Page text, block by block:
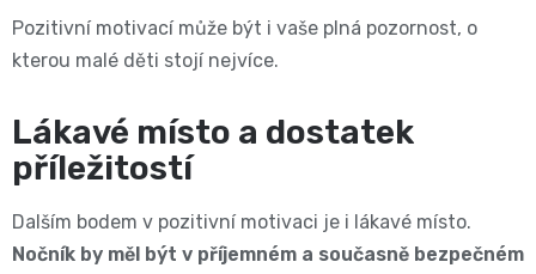
plenky
Pure
Nature
Pozitivní motivací může být i vaše plná pozornost, o
kterou malé děti stojí nejvíce.
Lákavé místo a dostatek
příležitostí
Dalším bodem v pozitivní motivaci je i lákavé místo.
Nočník by měl být v příjemném a současně bezpečném